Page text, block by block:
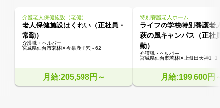
介護老人保健施設（老健）
老人保健施設はくれい（正社員・
常勤）
介護職・ヘルパー
宮城県仙台市若林区今泉鹿子穴 - 62
月給:205,598円～
特別養護老人ホーム
ライフの学校特別養護老
萩の風キャンパス（正社
勤）
介護職・ヘルパー
宮城県仙台市若林区上飯田天神1−1
月給:199,600円